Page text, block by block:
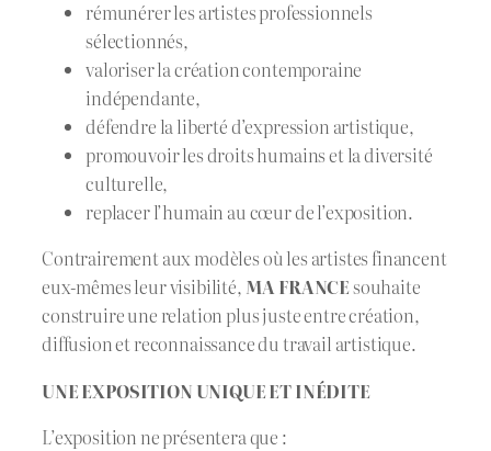
rémunérer les artistes professionnels
sélectionnés,
valoriser la création contemporaine
indépendante,
défendre la liberté d’expression artistique,
promouvoir les droits humains et la diversité
culturelle,
replacer l’humain au cœur de l’exposition.
Contrairement aux modèles où les artistes financent
eux-mêmes leur visibilité, MA FRANCEsouhaite
construire une relation plus juste entre création,
diffusion et reconnaissance du travail artistique.
UNE EXPOSITION UNIQUE ET INÉDITE
L’exposition ne présentera que :